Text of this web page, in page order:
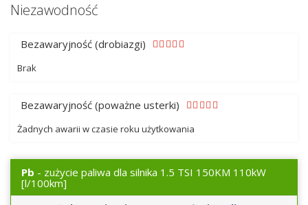
Niezawodność
Bezawaryjność (drobiazgi)
Brak
Bezawaryjność (poważne usterki)
Żadnych awarii w czasie roku użytkowania
Pb - zużycie paliwa dla silnika 1.5 TSI 150KM 110kW
[l/100km]